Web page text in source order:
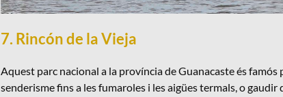
7. Rincón de la Vieja
Aquest parc nacional a la província de Guanacaste és
senderisme fins a les fumaroles i les aigües termals, o gaudir